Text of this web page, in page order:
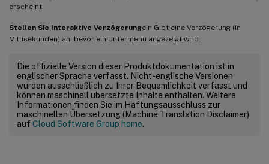
erscheint.
Stellen Sie Interaktive Verzögerungein Gibt eine Verzögerung (in
Millisekunden) an, bevor ein Untermenü angezeigt wird.
Die offizielle Version dieser Produktdokumentation ist in
englischer Sprache verfasst. Nicht-englische Versionen
wurden ausschließlich zu Ihrer Bequemlichkeit verfasst und
können maschinell übersetzte Inhalte enthalten. Weitere
Informationen finden Sie im Haftungsausschluss zur
maschinellen Übersetzung (Machine Translation Disclaimer)
auf Cloud Software Group home.